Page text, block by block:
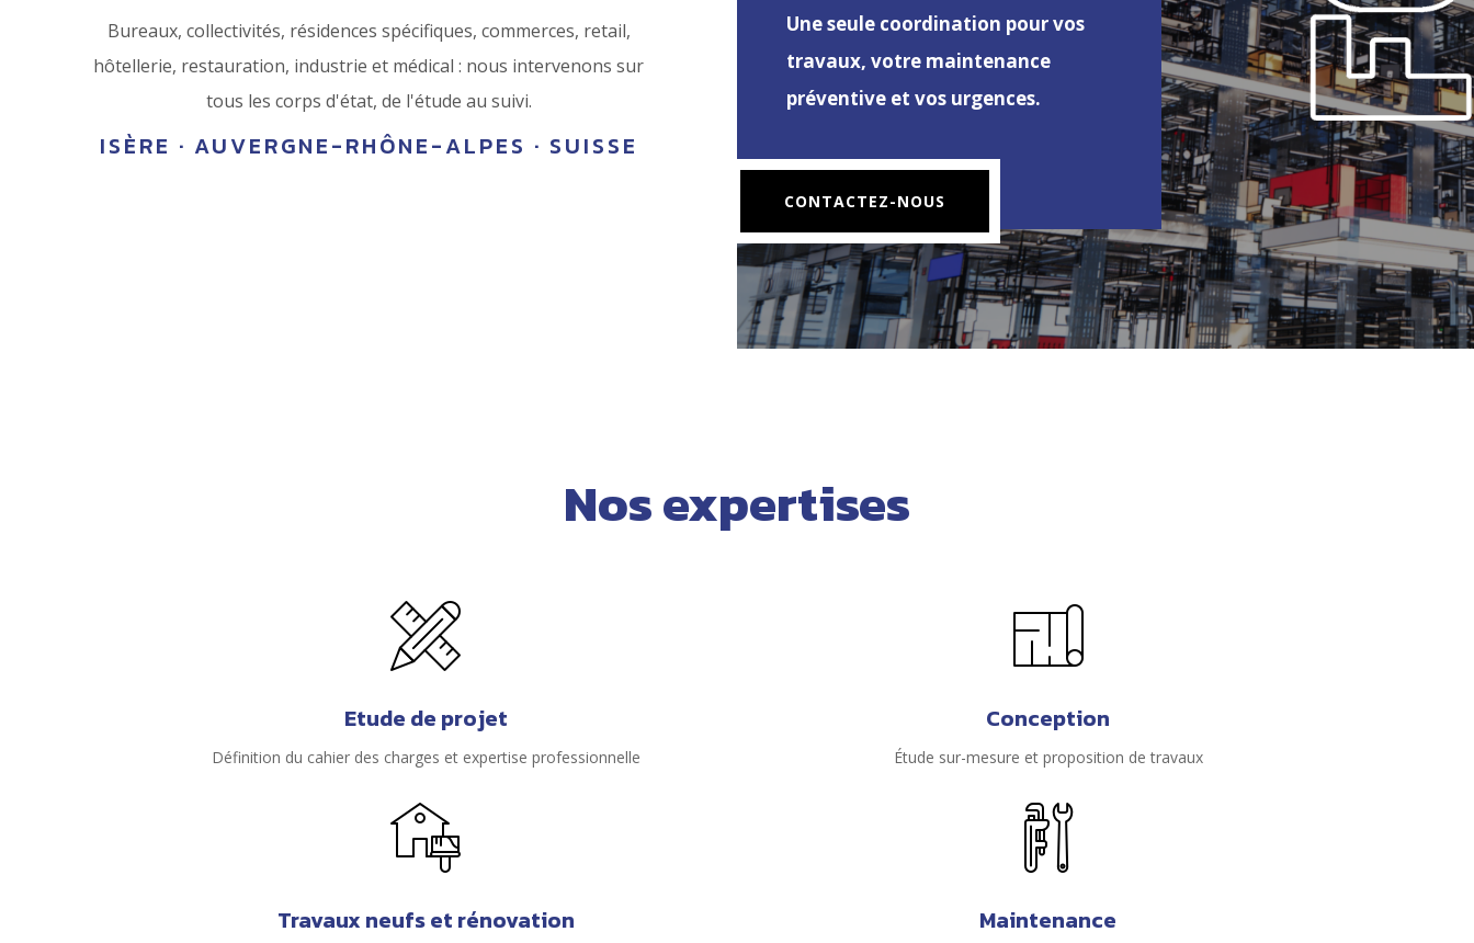
Bureaux, collectivités, résidences spécifiques, commerces, retail,
hôtellerie, restauration, industrie et médical : nous intervenons sur
tous les corps d'état, de l'étude au suivi.
ISÈRE · AUVERGNE-RHÔNE-ALPES · SUISSE
CONTACTEZ-NOUS
Une seule coordination pour vos
travaux, votre maintenance
préventive et vos urgences.
Nos expertises
Etude de projet
Définition du cahier des charges et expertise professionnelle
Travaux neufs et rénovation
Conception
Étude sur-mesure et proposition de travaux
Maintenance